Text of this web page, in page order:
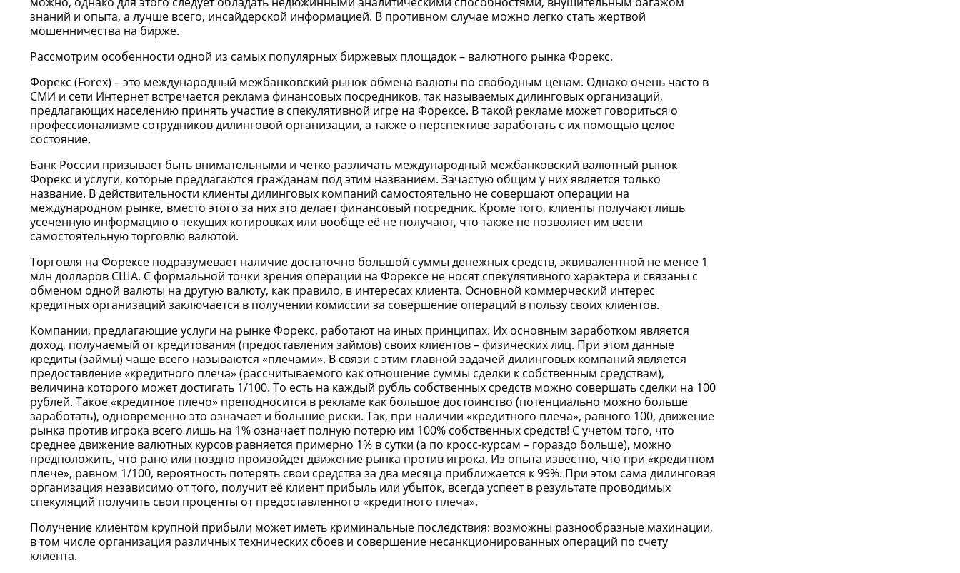
знаний и опыта, а лучше всего, инсайдерской информацией. В противном случае можно легко стать жертвой
мошенничества на бирже.
Рассмотрим особенности одной из самых популярных биржевых площадок – валютного рынка Форекс.
Форекс (Forex) – это международный межбанковский рынок обмена валюты по свободным ценам. Однако очень часто в
СМИ и сети Интернет встречается реклама финансовых посредников, так называемых дилинговых организаций,
предлагающих населению принять участие в спекулятивной игре на Форексе. В такой рекламе может говориться о
профессионализме сотрудников дилинговой организации, а также о перспективе заработать с их помощью целое
состояние.
Банк России призывает быть внимательными и четко различать международный межбанковский валютный рынок
Форекс и услуги, которые предлагаются гражданам под этим названием. Зачастую общим у них является только
название. В действительности клиенты дилинговых компаний самостоятельно не совершают операции на
международном рынке, вместо этого за них это делает финансовый посредник. Кроме того, клиенты получают лишь
усеченную информацию о текущих котировках или вообще её не получают, что также не позволяет им вести
самостоятельную торговлю валютой.
Торговля на Форексе подразумевает наличие достаточно большой суммы денежных средств, эквивалентной не менее 1
млн долларов США. С формальной точки зрения операции на Форексе не носят спекулятивного характера и связаны с
обменом одной валюты на другую валюту, как правило, в интересах клиента. Основной коммерческий интерес
кредитных организаций заключается в получении комиссии за совершение операций в пользу своих клиентов.
Компании, предлагающие услуги на рынке Форекс, работают на иных принципах. Их основным заработком является
доход, получаемый от кредитования (предоставления займов) своих клиентов – физических лиц. При этом данные
кредиты (займы) чаще всего называются «плечами». В связи с этим главной задачей дилинговых компаний является
предоставление «кредитного плеча» (рассчитываемого как отношение суммы сделки к собственным средствам),
величина которого может достигать 1/100. То есть на каждый рубль собственных средств можно совершать сделки на 100
рублей. Такое «кредитное плечо» преподносится в рекламе как большое достоинство (потенциально можно больше
заработать), одновременно это означает и большие риски. Так, при наличии «кредитного плеча», равного 100, движение
рынка против игрока всего лишь на 1% означает полную потерю им 100% собственных средств! С учетом того, что
среднее движение валютных курсов равняется примерно 1% в сутки (а по кросс-курсам – гораздо больше), можно
предположить, что рано или поздно произойдет движение рынка против игрока. Из опыта известно, что при «кредитном
плече», равном 1/100, вероятность потерять свои средства за два месяца приближается к 99%. При этом сама дилинговая
организация независимо от того, получит её клиент прибыль или убыток, всегда успеет в результате проводимых
спекуляций получить свои проценты от предоставленного «кредитного плеча».
Получение клиентом крупной прибыли может иметь криминальные последствия: возможны разнообразные махинации,
в том числе организация различных технических сбоев и совершение несанкционированных операций по счету
клиента.